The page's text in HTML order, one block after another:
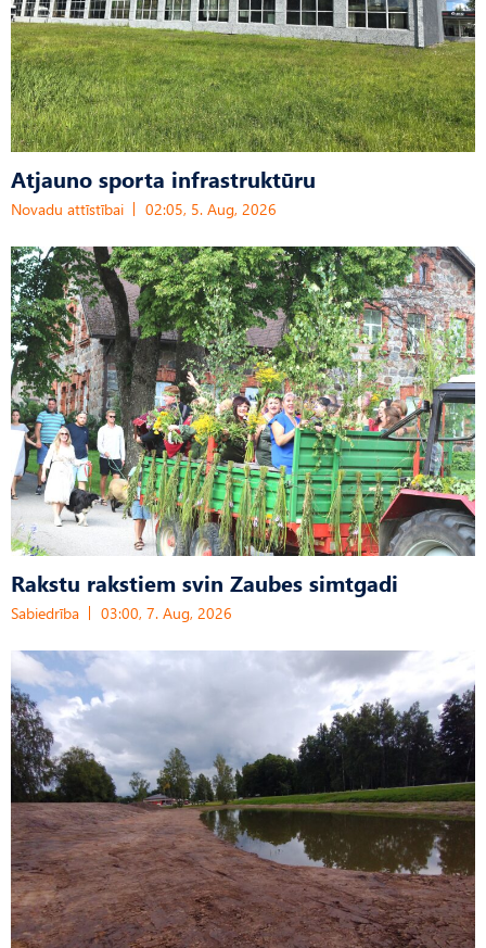
Atjauno sporta infrastruktūru
Novadu attīstībai 02:05, 5. Aug, 2026
Rakstu rakstiem svin Zaubes simtgadi
Sabiedrība 03:00, 7. Aug, 2026